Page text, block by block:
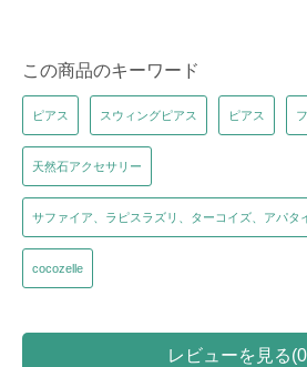
この商品のキーワード
ピアス スウィングピアス ピアス
天然石アクセサリー
サファイア、ラピスラズリ、ターコイズ、アパタ
cocozelle
レビューを見る